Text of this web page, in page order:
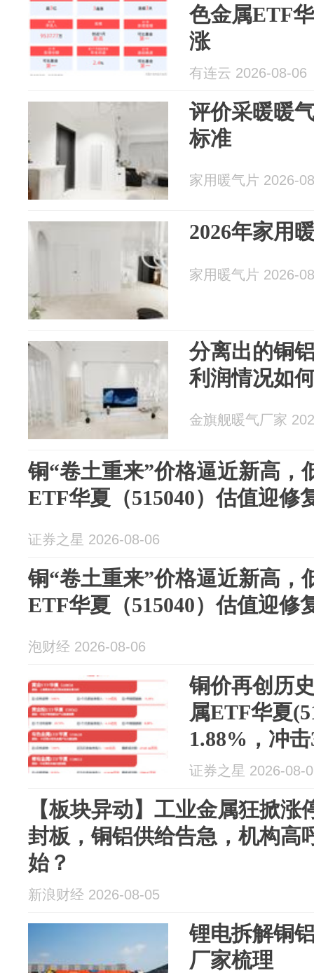
色金属ETF
涨
有连云 2026-08-06
评价采暖暖
标准
家用暖气片 2026-
2026年家用
家用暖气片 2026-
分离出的铜
利润情况如
金旗舰暖气厂家
铜“卷土重来”价格逼近新高，
ETF华夏（515040）估值迎修
证券之星 2026-08-06
铜“卷土重来”价格逼近新高，
ETF华夏（515040）估值迎修
泡财经 2026-08-06
铜价再创历
属ETF华夏
1.88%，冲
证券之星 2026-08-
【板块异动】工业金属狂掀
封板，铜铝供给告急，机构高
始？
新浪财经 2026-08-05
锂电拆解铜
厂家梳理